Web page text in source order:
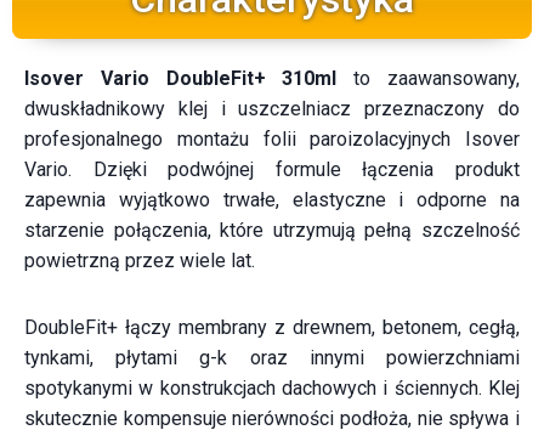
Isover Vario DoubleFit+ 310ml to zaawansowany,
dwuskładnikowy klej i uszczelniacz przeznaczony do
profesjonalnego montażu folii paroizolacyjnych Isover
Vario. Dzięki podwójnej formule łączenia produkt
zapewnia wyjątkowo trwałe, elastyczne i odporne na
starzenie połączenia, które utrzymują pełną szczelność
powietrzną przez wiele lat.
DoubleFit+ łączy membrany z drewnem, betonem, cegłą,
tynkami, płytami g-k oraz innymi powierzchniami
spotykanymi w konstrukcjach dachowych i ściennych. Klej
skutecznie kompensuje nierówności podłoża, nie spływa i